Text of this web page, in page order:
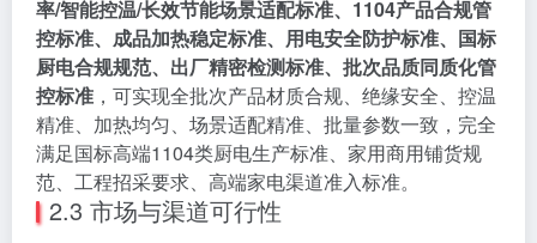
率/智能控温/长效节能场景适配标准、1104产品合规管
控标准、成品加热稳定标准、用电安全防护标准、国标
厨电合规规范、出厂精密检测标准、批次品质同质化管
控标准 ，可实现全批次产品材质合规、绝缘安全、控温
精准、加热均匀、场景适配精准、批量参数一致，完全
满足国标高端1104类厨电生产标准、家用商用铺货规
范、工程招采要求、高端家电渠道准入标准。
2.3 市场与渠道可行性